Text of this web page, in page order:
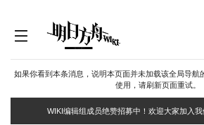
如果你看到本条消息，说明本页面并未加载该全局导航
使用，请刷新页面重试。
WIKI编辑组成员绝赞招募中！欢迎大家加入我